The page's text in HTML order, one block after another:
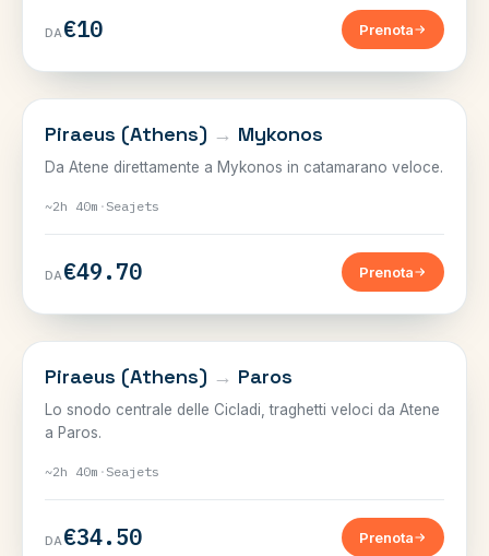
DA€10 Prenota
CICLADI
Piraeus (Athens) → Mykonos
Da Atene direttamente a Mykonos in catamarano veloce.
~2h 40m · Seajets
DA€49.70 Prenota
CICLADI
Piraeus (Athens) → Paros
Lo snodo centrale delle Cicladi, traghetti veloci da Atene
a Paros.
~2h 40m · Seajets
DA€34.50 Prenota